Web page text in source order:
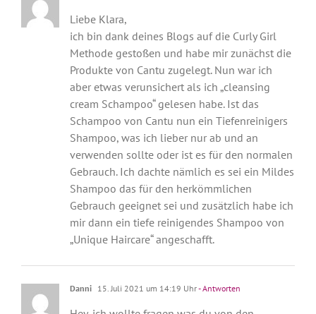
Liebe Klara,
ich bin dank deines Blogs auf die Curly Girl
Methode gestoßen und habe mir zunächst die
Produkte von Cantu zugelegt. Nun war ich
aber etwas verunsichert als ich „cleansing
cream Schampoo“ gelesen habe. Ist das
Schampoo von Cantu nun ein Tiefenreinigers
Shampoo, was ich lieber nur ab und an
verwenden sollte oder ist es für den normalen
Gebrauch. Ich dachte nämlich es sei ein Mildes
Shampoo das für den herkömmlichen
Gebrauch geeignet sei und zusätzlich habe ich
mir dann ein tiefe reinigendes Shampoo von
„Unique Haircare“ angeschafft.
Danni 15. Juli 2021 um 14:19 Uhr- Antworten